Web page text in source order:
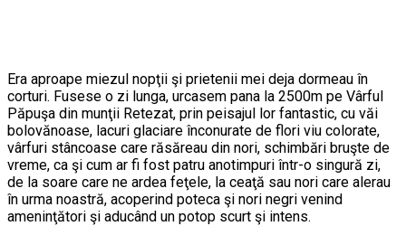
Era aproape miezul nopţii şi prietenii mei deja dormeau în
corturi. Fusese o zi lunga, urcasem pana la 2500m pe Vârful
Păpuşa din munţii Retezat, prin peisajul lor fantastic, cu văi
bolovănoase, lacuri glaciare înconurate de flori viu colorate,
vârfuri stâncoase care răsăreau din nori, schimbări bruşte de
vreme, ca şi cum ar fi fost patru anotimpuri într-o singură zi,
de la soare care ne ardea feţele, la ceaţă sau nori care alerau
în urma noastră, acoperind poteca şi nori negri venind
ameninţători şi aducând un potop scurt şi intens.